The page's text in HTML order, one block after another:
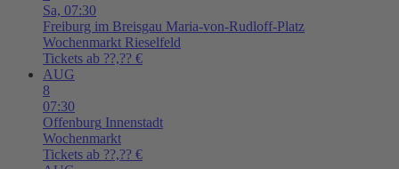
Sa, 07:30
Freiburg im Breisgau Maria-von-Rudloff-Platz
Wochenmarkt Rieselfeld
Tickets ab ??,?? €
AUG
8
07:30
Offenburg Innenstadt
Wochenmarkt
Tickets ab ??,?? €